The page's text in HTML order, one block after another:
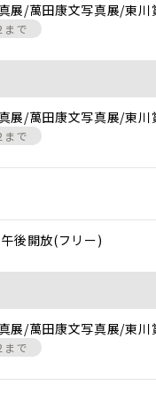
展/萬田康文写真展/東川
で
展/萬田康文写真展/東川
で
後開放(フリー)
展/萬田康文写真展/東川
で